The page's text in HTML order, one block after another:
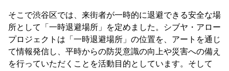
そこで渋谷区では、来街者が一時的に退避できる安全な場
所として「一時退避場所」を定めました。シブヤ・アロー
プロジェクトは「一時退避場所」の位置を、アートを通じ
て情報発信し、平時からの防災意識の向上や災害への備え
を行っていただくことを活動目的としています。そして